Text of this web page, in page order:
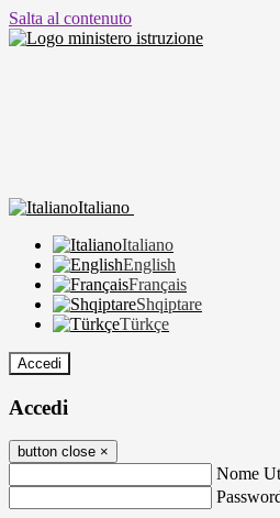
Salta al contenuto
Italiano
Italiano
English
Français
Shqiptare
Türkçe
Accedi
Accedi
button close ×
Nome